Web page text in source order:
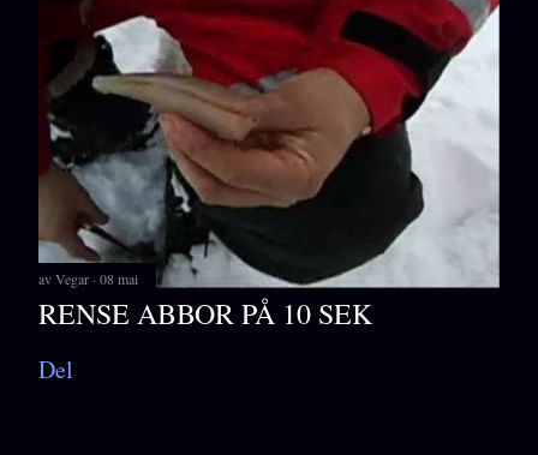
avVegar 08 mai
RENSE ABBOR PÅ 10 SEK
Del